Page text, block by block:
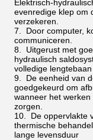
Elektrisch-
evenredige klep om
verzekeren.
7. Door computer,
communiceren.
8. Uitgerust met
hydraulisch
volledige
9. De eenheid van
goedgekeurd om
wanneer het
zorgen.
10. De oppervlakte
thermische
lange levensduur